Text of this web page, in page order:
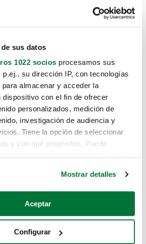
sus datos
1022 socios procesamos sus
su dirección IP, con tecnologías
almacenar y acceder la
dispositivo con el fin de ofrecer
personalizados, medición de
investigación de audiencia y
Tiene la opción de seleccionar
y con qué propósitos. Puede
quisiéramos:
sobre su ubicación geográfica
dispositivo analizándolo activamente
Mostrar detalles
Aceptar
Configurar
no sabemos como
hasta aquí.
el coche que estás
de estos enlaces:
mano